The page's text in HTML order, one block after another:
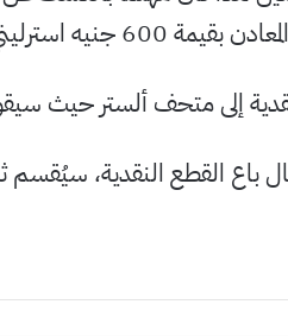
منذ تسع سنوات.
إلى متحف ألستر حيث
باع القطع النقدية،